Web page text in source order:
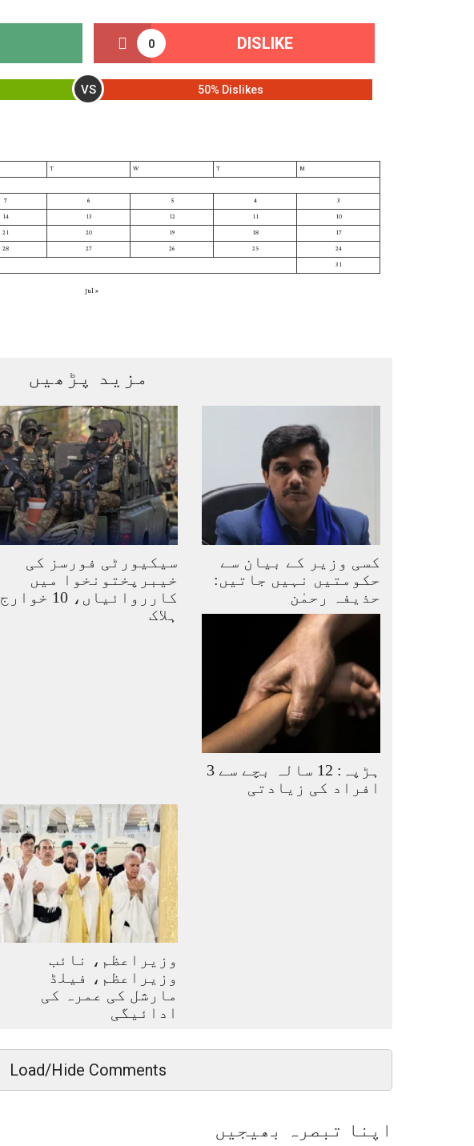
0 DISLIKE
VS 50% Dislikes
M
T
W
T
3
4
5
6
7
10
11
12
13
14
17
18
19
20
21
24
25
26
27
28
31
« Jul
مزید پڑھیں
سیکیورٹی فورسز کی
خیبرپختونخوا میں
کارروائیاں، 10 خوارج
ہلاک
کسی وزیر کے بیان سے
حکومتیں نہیں جاتیں:
حذیفہ رحمٰن
ہڑپہ: 12 سالہ بچے سے 3
افراد کی زیادتی
وزیراعظم، نائب
وزیراعظم، فیلڈ
مارشل کی عمرہ کی
ادائیگی
Load/Hide Comments
اپنا تبصرہ بھیجیں